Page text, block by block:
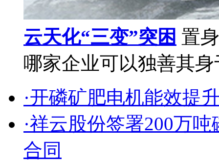
云天化“三变”突困 置
哪家企业可以独善其
·开磷矿肥电机能效提
·祥云股份签署200万
合同